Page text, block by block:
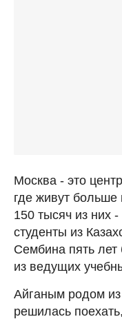
Москва - это
где живут больше
150 тысяч из них
студенты из
Сембина пять лет
из ведущих
Айганым родом
решилась